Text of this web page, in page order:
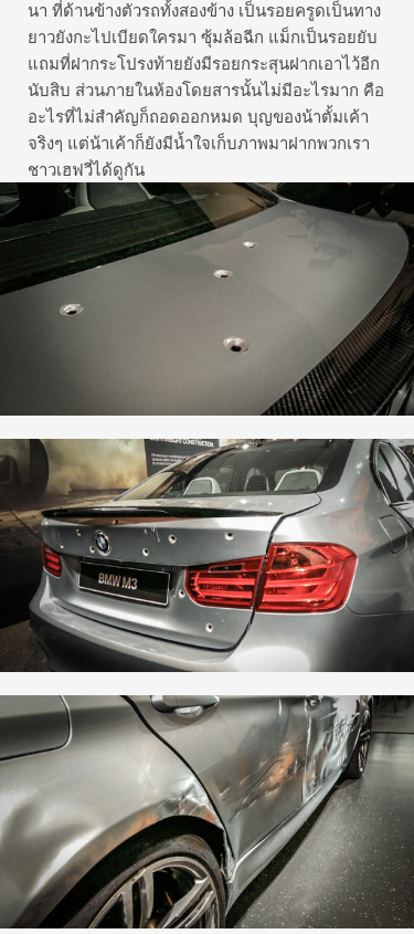
นา ที่ด้านข้างตัวรถทั้งสองข้าง เป็นรอยครูดเป็นทาง
ยาวยังกะไปเบียดใครมา ซุ้มล้อฉีก แม็กเป็นรอยยับ
แถมที่ฝากระโปรงท้ายยังมีรอยกระสุนฝากเอาไว้อีก
นับสิบ ส่วนภายในห้องโดยสารนั้นไม่มีอะไรมาก คือ
อะไรที่ไม่สำคัญก็ถอดออกหมด บุญของน้าตั้มเค้า
จริงๆ แต่น้าเค้าก็ยังมีน้ำใจเก็บภาพมาฝากพวกเรา
ชาวเฮฟวี่ได้ดูกัน